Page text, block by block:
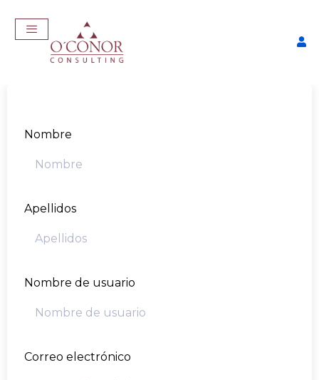
Nombre
Apellidos
Nombre de usuario
Correo electrónico